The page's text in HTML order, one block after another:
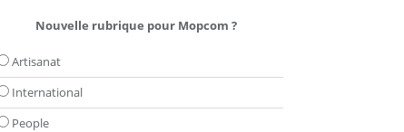
Nouvelle rubrique pour Mopcom ?
Artisanat
International
People